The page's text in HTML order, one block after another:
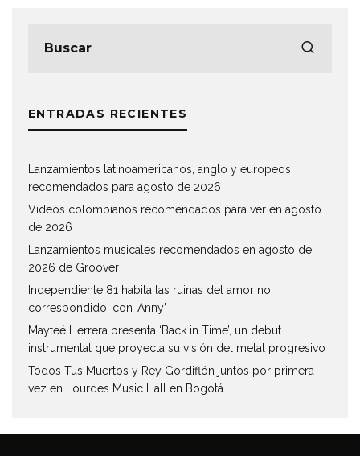
ENTRADAS RECIENTES
Lanzamientos latinoamericanos, anglo y europeos
recomendados para agosto de 2026
Videos colombianos recomendados para ver en agosto
de 2026
Lanzamientos musicales recomendados en agosto de
2026 de Groover
Independiente 81 habita las ruinas del amor no
correspondido, con ‘Anny’
Mayteé Herrera presenta ‘Back in Time’, un debut
instrumental que proyecta su visión del metal progresivo
Todos Tus Muertos y Rey Gordiflón juntos por primera
vez en Lourdes Music Hall en Bogotá